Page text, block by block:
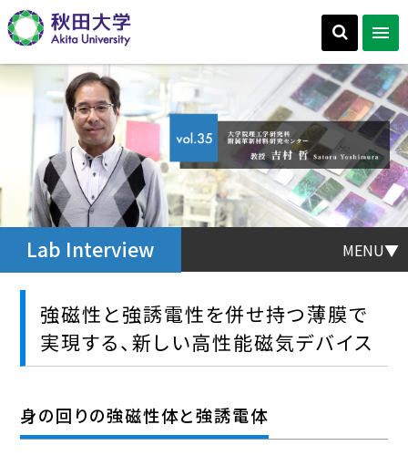
MENU▼
Lab Interview
強磁性と強誘電性を併せ持つ薄膜で
実現する、新しい高性能磁気デバイス
身の回りの強磁性体と強誘電体